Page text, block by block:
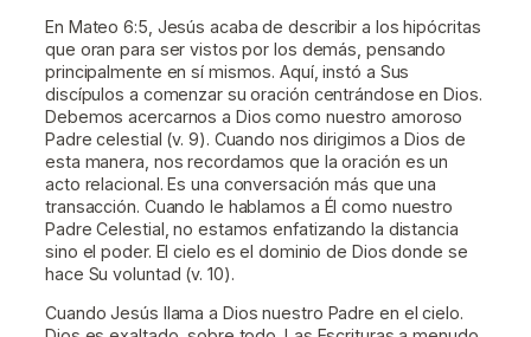
En Mateo 6:5, Jesús acaba de describir a los hipócritas
que oran para ser vistos por los demás, pensando
principalmente en sí mismos. Aquí, instó a Sus
discípulos a comenzar su oración centrándose en Dios.
Debemos acercarnos a Dios como nuestro amoroso
Padre celestial (v. 9). Cuando nos dirigimos a Dios de
esta manera, nos recordamos que la oración es un
acto relacional. Es una conversación más que una
transacción. Cuando le hablamos a Él como nuestro
Padre Celestial, no estamos enfatizando la distancia
sino el poder. El cielo es el dominio de Dios donde se
hace Su voluntad (v. 10).
Cuando Jesús llama a Dios nuestro Padre en el cielo.